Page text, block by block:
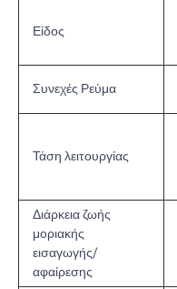
Είδος
Συνεχές Ρεύμα
Τάση λειτουργίας
Διάρκεια ζωής
μοριακής
εισαγωγής/
αφαίρεσης